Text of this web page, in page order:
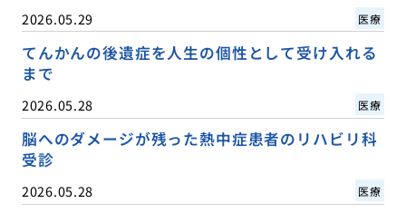
2026.05.29 医療
てんかんの後遺症を人生の個性として受け入れる
まで
2026.05.28 医療
脳へのダメージが残った熱中症患者のリハビリ科
受診
2026.05.28 医療